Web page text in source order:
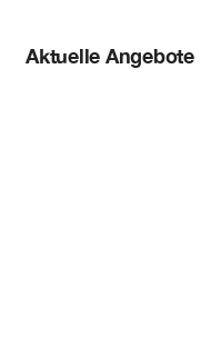
Aktuelle Angebote